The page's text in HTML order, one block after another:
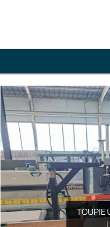
TOUPIE
CORROYEUSE
SCM